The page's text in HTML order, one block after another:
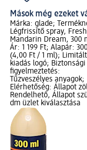
Mások még ezeket
Márka: glade;
Légfrissítő spray, Fresh
Mandarin Dream, 300
Ár: 1 199 Ft; Alapár:
(4,00 Ft / 1 ml); Limitált
kiadás logó; Biztonsági
figyelmeztetés:
Tűzveszélyes anyagok;
Elérhetőség: Állapot
Rendelhető, Állapot
dm üzlet kiválasztása